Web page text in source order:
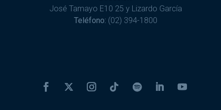
José Tamayo E10 25 y Lizardo García
Teléfono: (02) 394-1800